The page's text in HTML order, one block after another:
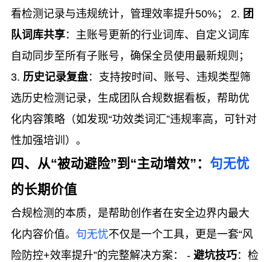
看检测记录与违规统计，管理效率提升50%； 2. 团
队词库共享：主账号更新的行业词库、自定义词库
自动同步至所有子账号，确保全员使用最新规则；
3. 历史记录复盘：支持按时间、账号、违规类型筛
选历史检测记录，生成团队合规数据看板，帮助优
化内容策略（如发现“功效类词汇”违规率高，可针对
性加强培训）。
四、从“被动避险”到“主动增效”： 句无忧
的长期价值
合规检测的本质，是帮助创作者在安全边界内最大
化内容价值。 句无忧不仅是一个工具，更是一套“风
险防控+效率提升”的完整解决方案： - 避坑技巧：检